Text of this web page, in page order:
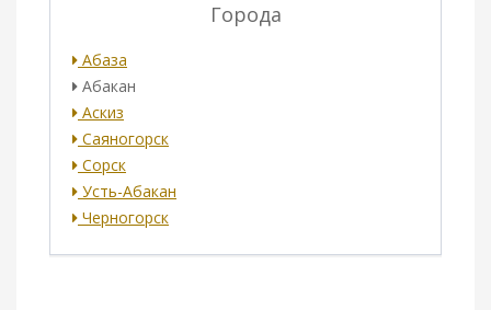
Города
Абаза
Абакан
Аскиз
Саяногорск
Сорск
Усть-Абакан
Черногорск